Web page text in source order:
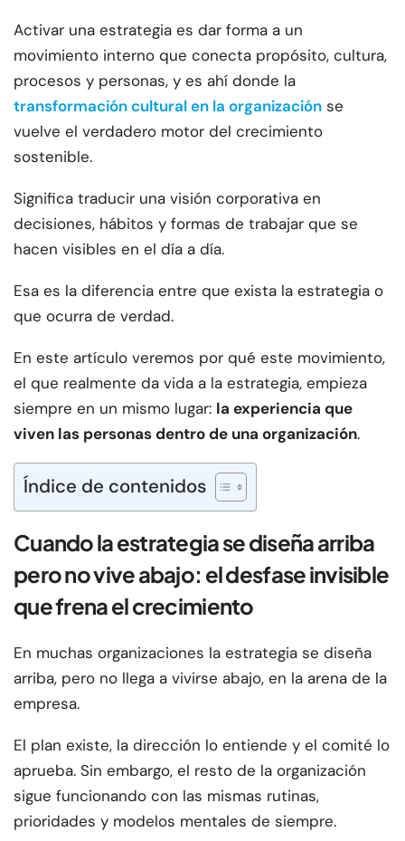
Activar una estrategia es dar forma a un
movimiento interno que conecta propósito, cultura,
procesos y personas, y es ahí donde la
transformación cultural en la organización se
vuelve el verdadero motor del crecimiento
sostenible.
Significa traducir una visión corporativa en
decisiones, hábitos y formas de trabajar que se
hacen visibles en el día a día.
Esa es la diferencia entre que exista la estrategia o
que ocurra de verdad.
En este artículo veremos por qué este movimiento,
el que realmente da vida a la estrategia, empieza
siempre en un mismo lugar: la experiencia que
viven las personas dentro de una organización.
Índice de contenidos
Cuando la estrategia se diseña arriba
pero no vive abajo: el desfase invisible
que frena el crecimiento
En muchas organizaciones la estrategia se diseña
arriba, pero no llega a vivirse abajo, en la arena de la
empresa.
El plan existe, la dirección lo entiende y el comité lo
aprueba. Sin embargo, el resto de la organización
sigue funcionando con las mismas rutinas,
prioridades y modelos mentales de siempre.